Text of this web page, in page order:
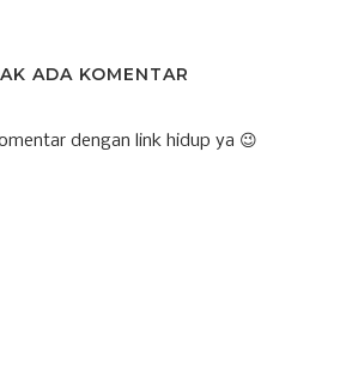
ADA KOMENTAR
dengan link hidup ya 😉